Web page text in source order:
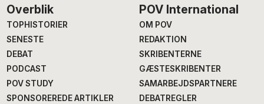
Footer
Overblik
TOPHISTORIER
SENESTE
DEBAT
PODCAST
POV STUDY
SPONSOREREDE ARTIKLER
POV International
OM POV
REDAKTION
SKRIBENTERNE
GÆSTESKRIBENTER
SAMARBEJDSPARTNERE
DEBATREGLER